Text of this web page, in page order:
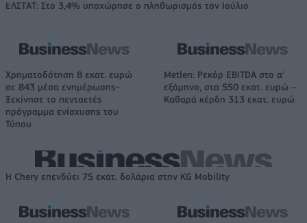
ΕΛΣΤΑΤ: Στο 3,4% υποχώρησε ο πληθωρισμός τον Ιούλιο
Χρηματοδότηση 8 εκατ. ευρώ
σε 843 μέσα ενημέρωσης-
Ξεκίνησε το πενταετές
πρόγραμμα ενίσχυσης του
Τύπου
Metlen: Ρεκόρ EBITDA στο α'
εξάμηνο, στα 550 εκατ. ευρώ –
Καθαρά κέρδη 313 εκατ. ευρώ
Η Chery επενδύει 75 εκατ. δολάρια στην KG Mobility